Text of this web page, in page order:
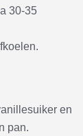
30-35
en
pan.